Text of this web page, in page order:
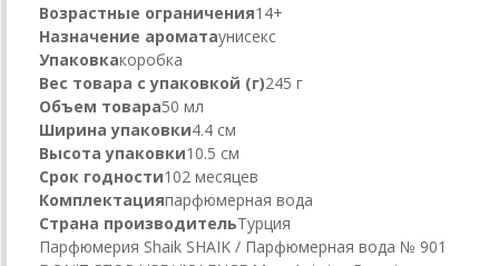
Возрастные ограничения14+
Назначение ароматаунисекс
Упаковкакоробка
Вес товара с упаковкой (г)245 г
Объем товара50 мл
Ширина упаковки4.4 см
Высота упаковки10.5 см
Срок годности102 месяцев
Комплектацияпарфюмерная вода
Страна производительТурция
Парфюмерия Shaik SHAIK / Парфюмерная вода № 901